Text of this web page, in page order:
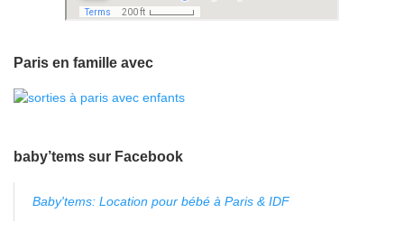
Paris en famille avec
baby’tems sur Facebook
Baby'tems: Location pour bébé à Paris & IDF